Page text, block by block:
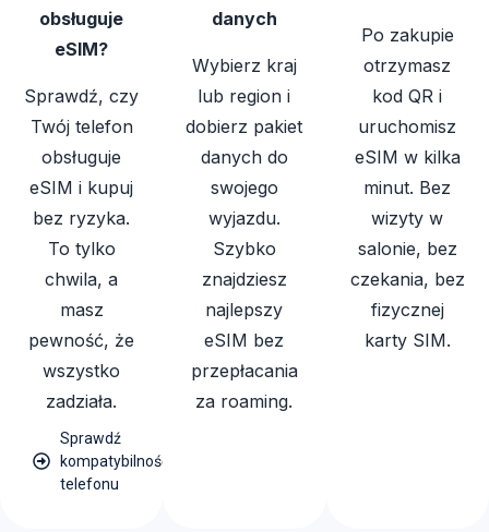
obsługuje
eSIM?
Sprawdź, czy
Twój telefon
obsługuje
eSIM i kupuj
bez ryzyka.
To tylko
chwila, a
masz
pewność, że
wszystko
zadziała.
Sprawdź
kompatybilność
telefonu
danych
Wybierz kraj
lub region i
dobierz pakiet
danych do
swojego
wyjazdu.
Szybko
znajdziesz
najlepszy
eSIM bez
przepłacania
za roaming.
Po zakupie
otrzymasz
kod QR i
uruchomisz
eSIM w kilka
minut. Bez
wizyty w
salonie, bez
czekania, bez
fizycznej
karty SIM.